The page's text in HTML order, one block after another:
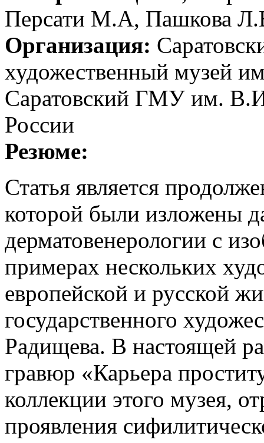
Персати М.А, Пашкова
Организация:
художественный музей
Саратовский ГМУ им.
России
Резюме:
Статья является
которой были изложены
дерматовенерологии с
примерах нескольких
европейской и русской
государственного
Радищева. В настоящей
гравюр «Карьера
коллекции этого музея,
проявления